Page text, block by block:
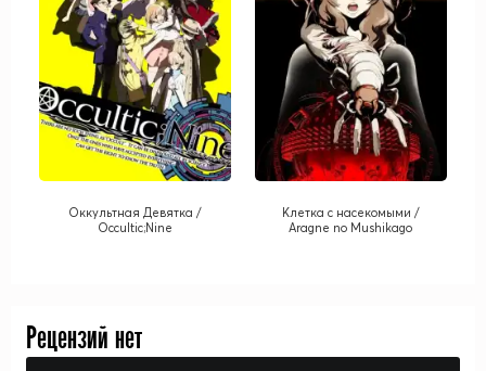
Оккультная Девятка /
Occultic;Nine
Клетка с насекомыми /
Aragne no Mushikago
Рецензий нет